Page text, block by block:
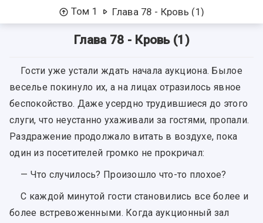
Том 1 Глава 78 - Кровь (1)
Глава 78 - Кровь (1)
Гости уже устали ждать начала аукциона. Былое
веселье покинуло их, а на лицах отразилось явное
беспокойство. Даже усердно трудившиеся до этого
слуги, что неустанно ухаживали за гостями, пропали.
Раздражение продолжало витать в воздухе, пока
один из посетителей громко не прокричал:
— Что случилось? Произошло что-то плохое?
С каждой минутой гости становились все более и
более встревоженными. Когда аукционный зал